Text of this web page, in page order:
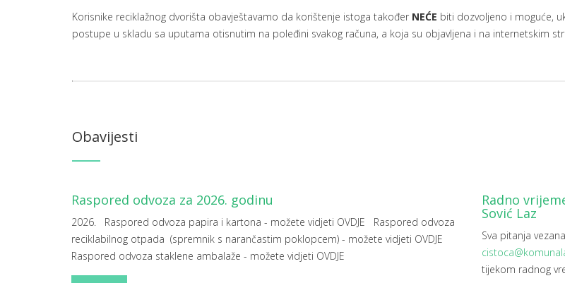
Korisnike reciklažnog dvorišta obavještavamo da korištenje istoga također NEĆE biti dozvoljeno i moguće,
postupe u skladu sa uputama otisnutim na poleđini svakog računa, a koja su objavljena i na internetskim
Obavijesti
Raspored odvoza za 2026. godinu
2026. Raspored odvoza papira i kartona - možete vidjeti OVDJE Raspored odvoza
reciklabilnog otpada (spremnik s narančastim poklopcem) - možete vidjeti OVDJE
Raspored odvoza staklene ambalaže - možete vidjeti OVDJE
Radno
Sović Laz
Sva pitanja
tijekom radnog